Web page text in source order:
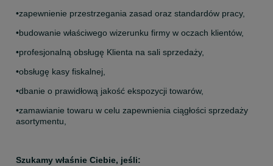
•zapewnienie przestrzegania zasad oraz standardów pracy,
•budowanie właściwego wizerunku firmy w oczach klientów,
•profesjonalną obsługę Klienta na sali sprzedaży,
•obsługę kasy fiskalnej,
•dbanie o prawidłową jakość ekspozycji towarów,
•zamawianie towaru w celu zapewnienia ciągłości sprzedaży
asortymentu,
Szukamy właśnie Ciebie, jeśli: